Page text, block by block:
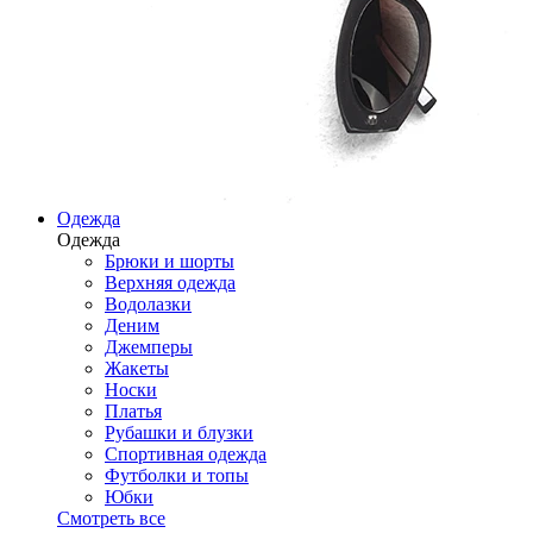
Одежда
Одежда
Брюки и шорты
Верхняя одежда
Водолазки
Деним
Джемперы
Жакеты
Носки
Платья
Рубашки и блузки
Спортивная одежда
Футболки и топы
Юбки
Смотреть все